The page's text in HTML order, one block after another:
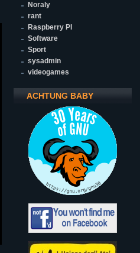
Noraly
rant
Raspberry PI
Software
Sport
sysadmin
videogames
ACHTUNG BABY